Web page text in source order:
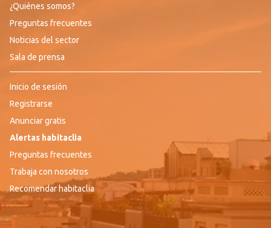
¿Quiénes somos?
Preguntas frecuentes
Noticias del sector
Sala de prensa
Inicio de sesión
Registrarse
Anunciar gratis
Alertas habitaclia
Preguntas frecuentes
Trabaja con nosotros
Recomendar habitaclia